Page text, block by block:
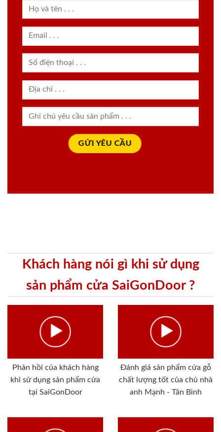
Khách hàng nói gì khi sử dụng
sản phẩm cửa SaiGonDoor ?
Phản hồi của khách hàng
khi sử dụng sản phẩm cửa
tại SaiGonDoor
Đánh giá sản phẩm cửa gỗ
chất lượng tốt của chủ nhà
anh Mạnh - Tân Bình